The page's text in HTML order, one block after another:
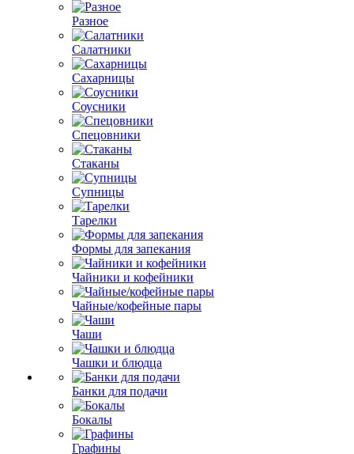
Разное
Салатники
Сахарницы
Соусники
Спецовники
Стаканы
Супницы
Тарелки
Формы для запекания
Чайники и кофейники
Чайные/кофейные пары
Чаши
Чашки и блюдца
Банки для подачи
Бокалы
Графины